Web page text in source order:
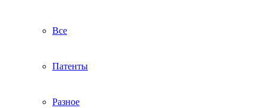
Все
Патенты
Разное